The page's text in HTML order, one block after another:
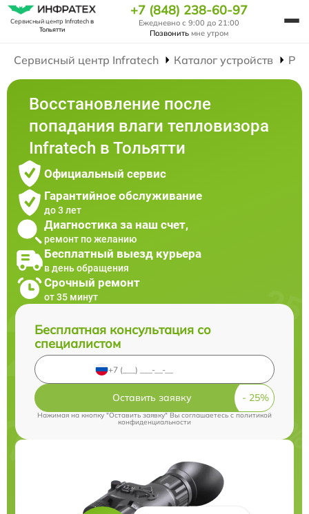
Сервисный центр Infratechв
Тольятти
+7 (848) 238-60-97
Ежедневно с 9:00 до 21:00
Позвонить мне утром
Сервисный центр Infratech Каталог устройств
Восстановление после
попадания влаги тепловизора
Infratech в Тольятти
Официальный сервис
Гарантийное обслуживание
до 3 лет
Диагностика за наш счет,
ремонт по желанию
Бесплатный выезд курьера
в день обращения
Срочный ремонт
от 35 минут
Бесплатная консультация со
специалистом
Оставить заявку
Нажимая на кнопку "Оставить заявку" Вы соглашаетесь cполитикой
конфиденциальности